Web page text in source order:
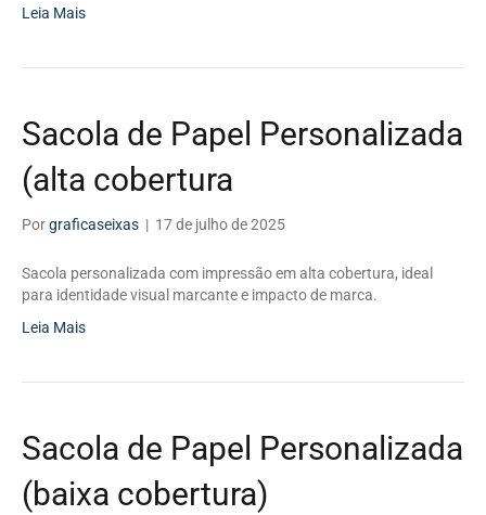
Leia Mais
Sacola de Papel Personalizada
(alta cobertura
Porgraficaseixas | 17 de julho de 2025
Sacola personalizada com impressão em alta cobertura, ideal
para identidade visual marcante e impacto de marca.
Leia Mais
Sacola de Papel Personalizada
(baixa cobertura)